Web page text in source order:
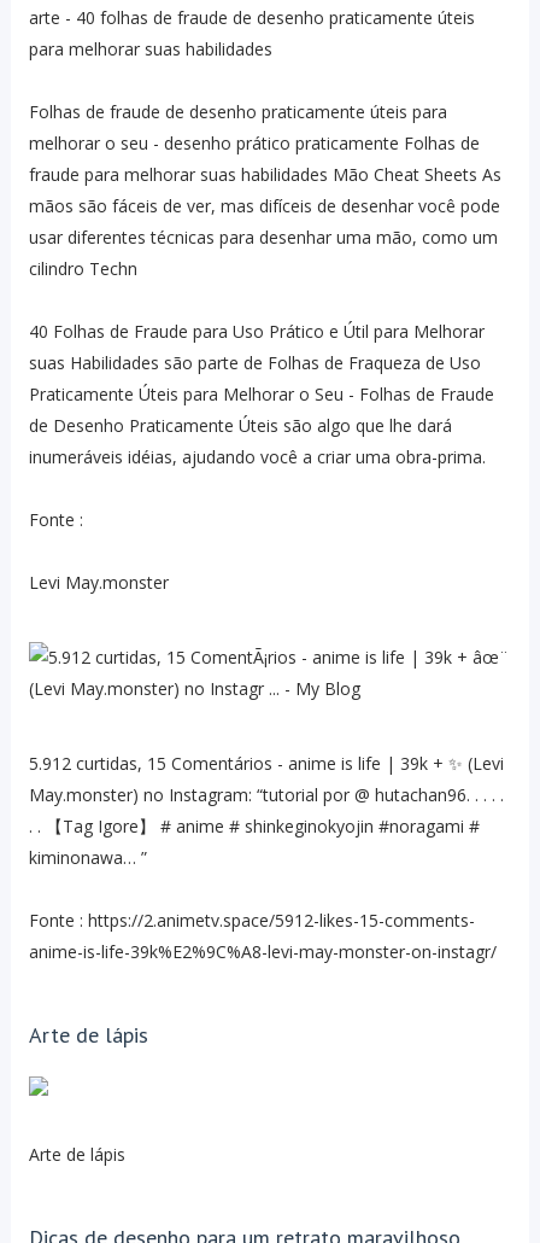
arte - 40 folhas de fraude de desenho praticamente úteis
para melhorar suas habilidades
Folhas de fraude de desenho praticamente úteis para
melhorar o seu - desenho prático praticamente Folhas de
fraude para melhorar suas habilidades Mão Cheat Sheets As
mãos são fáceis de ver, mas difíceis de desenhar você pode
usar diferentes técnicas para desenhar uma mão, como um
cilindro Techn
40 Folhas de Fraude para Uso Prático e Útil para Melhorar
suas Habilidades são parte de Folhas de Fraqueza de Uso
Praticamente Úteis para Melhorar o Seu - Folhas de Fraude
de Desenho Praticamente Úteis são algo que lhe dará
inumeráveis ​​idéias, ajudando você a criar uma obra-prima.
Fonte :
Levi May.monster
5.912 curtidas, 15 Comentários - anime is life | 39k + ✨ (Levi
May.monster) no Instagram: “tutorial por @ hutachan96. . . . .
. . 【Tag Igore】 # anime # shinkeginokyojin #noragami #
kiminonawa… ”
Fonte : https://2.animetv.space/5912-likes-15-comments-
anime-is-life-39k%E2%9C%A8-levi-may-monster-on-instagr/
Arte de lápis
Arte de lápis